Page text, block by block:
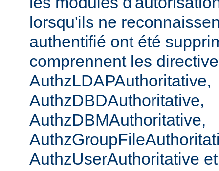
lorsqu'ils ne
authentifié ont été
comprennent les
AuthzLDAPAuthoritative,
AuthzDBDAuthoritative,
AuthzDBMAuthoritative,
AuthzUserAuthoritative et